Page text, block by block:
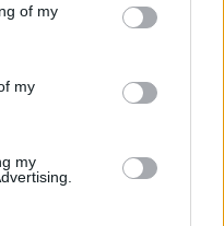
of my
my
my